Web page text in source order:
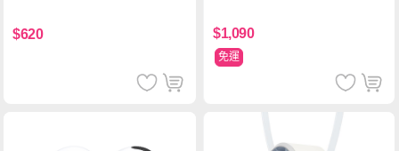
$620 $1,090
免運